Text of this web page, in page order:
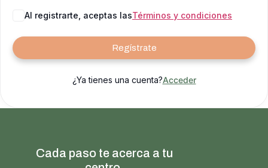
Al registrarte, aceptas lasTérminos y condiciones
Regístrate
¿Ya tienes una cuenta?Acceder
Cada paso te acerca a tu